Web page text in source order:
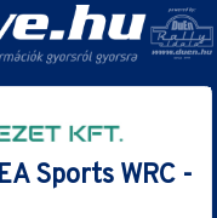
Sports WRC -